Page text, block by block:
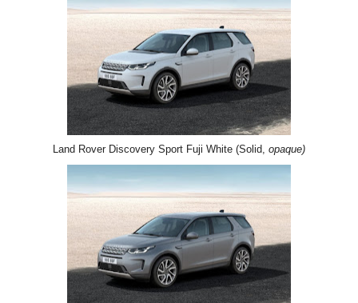
Land Rover Discovery Sport Fuji White (Solid, opaque)